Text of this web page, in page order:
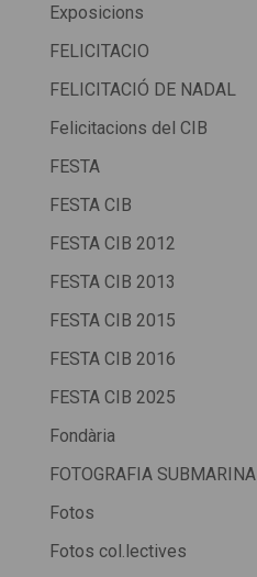
Exposicions
FELICITACIO
FELICITACIÓ DE NADAL
Felicitacions del CIB
FESTA
FESTA CIB
FESTA CIB 2012
FESTA CIB 2013
FESTA CIB 2015
FESTA CIB 2016
FESTA CIB 2025
Fondària
FOTOGRAFIA SUBMARINA
Fotos
Fotos col.lectives